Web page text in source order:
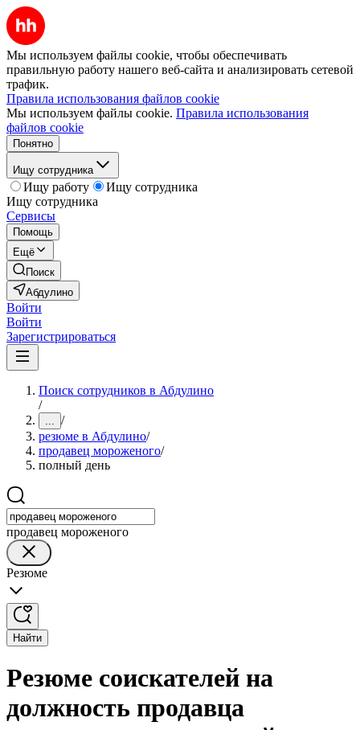
Мы используем файлы cookie, чтобы обеспечивать
правильную работу нашего веб-сайта и анализировать сетевой
трафик.
Правила использования файлов cookie
Мы используем файлы cookie. Правила использования
файлов cookie
Понятно
Ищу сотрудника
Ищу работу
Ищу сотрудника
Ищу сотрудника
Сервисы
Помощь
Ещё
Поиск
Абдулино
Войти
Войти
Зарегистрироваться
Поиск сотрудников в Абдулино
/
... /
резюме в Абдулино/
продавец мороженого/
полный день
продавец мороженого
Резюме
Найти
Резюме соискателей на
должность продавца